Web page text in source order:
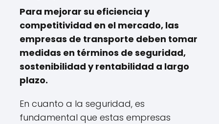
Para mejorar su eficiencia y
competitividad en el mercado, las
empresas de transporte deben tomar
medidas en términos de seguridad,
sostenibilidad y rentabilidad a largo
plazo.
En cuanto a la seguridad, es
fundamental que estas empresas